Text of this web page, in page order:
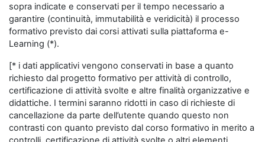
sopra indicate e conservati per il tempo necessario a
garantire (continuità, immutabilità e veridicità) il processo
formativo previsto dai corsi attivati sulla piattaforma e-
Learning (*).
[* i dati applicativi vengono conservati in base a quanto
richiesto dal progetto formativo per attività di controllo,
certificazione di attività svolte e altre finalità organizzative e
didattiche. I termini saranno ridotti in caso di richieste di
cancellazione da parte dell’utente quando questo non
contrasti con quanto previsto dal corso formativo in merito a